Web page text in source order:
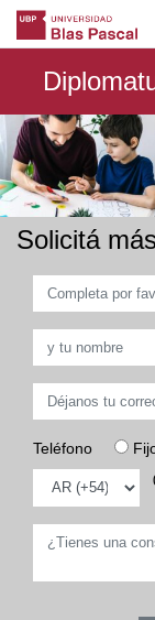
Solicitá
Teléfono